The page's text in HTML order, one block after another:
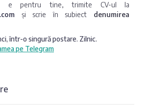
e pentru tine, trimite CV-ul la
și scrie în subiect denumirea
într-o singură postare. Zilnic.
pe Telegram